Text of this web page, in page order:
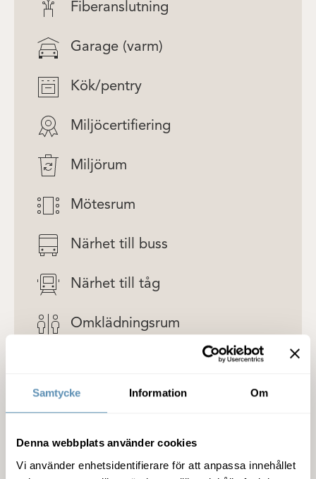
Samtycke Information Om
Denna webbplats använder cookies
Vi använder enhetsidentifierare för att anpassa innehållet
Fiberanslutning
Garage (varm)
Kök/pentry
Miljöcertifiering
Miljörum
Mötesrum
Närhet till buss
Närhet till tåg
Omklädningsrum
WC